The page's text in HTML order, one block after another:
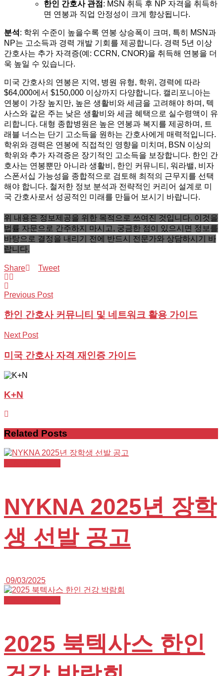
한인 간호사 관점 : MSN 취득 후 NP 자격을 취득하
면 연봉과 직업 안정성이 크게 향상됩니다.
분석 : 학위 수준이 높을수록 연봉 상승폭이 크며, 특히 MSN과
NP는 고소득과 경력 개발 기회를 제공합니다. 경력 5년 이상
간호사는 추가 자격증(예: CCRN, CNOR)을 취득해 연봉을 더
욱 높일 수 있습니다.
미국 간호사의 연봉은 지역, 병원 유형, 학위, 경력에 따라
$64,000에서 $150,000 이상까지 다양합니다. 캘리포니아는
연봉이 가장 높지만, 높은 생활비와 세금을 고려해야 하며, 텍
사스와 같은 주는 낮은 생활비와 세금 혜택으로 실수령액이 유
리합니다. 대형 종합병원은 높은 연봉과 복지를 제공하며, 트
래블 너스는 단기 고소득을 원하는 간호사에게 매력적입니다.
학위와 경력은 연봉에 직접적인 영향을 미치며, BSN 이상의
학위와 추가 자격증은 장기적인 고소득을 보장합니다. 한인 간
호사는 연봉뿐만 아니라 생활비, 한인 커뮤니티, 워라밸, 비자
스폰서십 가능성을 종합적으로 검토해 최적의 근무지를 선택
해야 합니다. 철저한 정보 분석과 전략적인 커리어 설계로 미
국 간호사로서 성공적인 미래를 만들어 보시기 바랍니다.
위 내용은 정보제공을 위한 목적으로 쓰여진 것입니다. 이것을
법률 자문으로 간주하지 마시고, 궁금한 점이 있으시면 정보를
바탕으로 결정을 내리기 전에 반드시 전문가와 상담하시기 바
랍니다.
Share Tweet
Previous Post
한인 간호사 커뮤니티 및 네트워크 활용 가이드
Next Post
미국 간호사 자격 재인증 가이드
K+N
Related Posts
NYKNA 2025년 장학
생 선발 공고
09/03/2025
2025 북텍사스 한인